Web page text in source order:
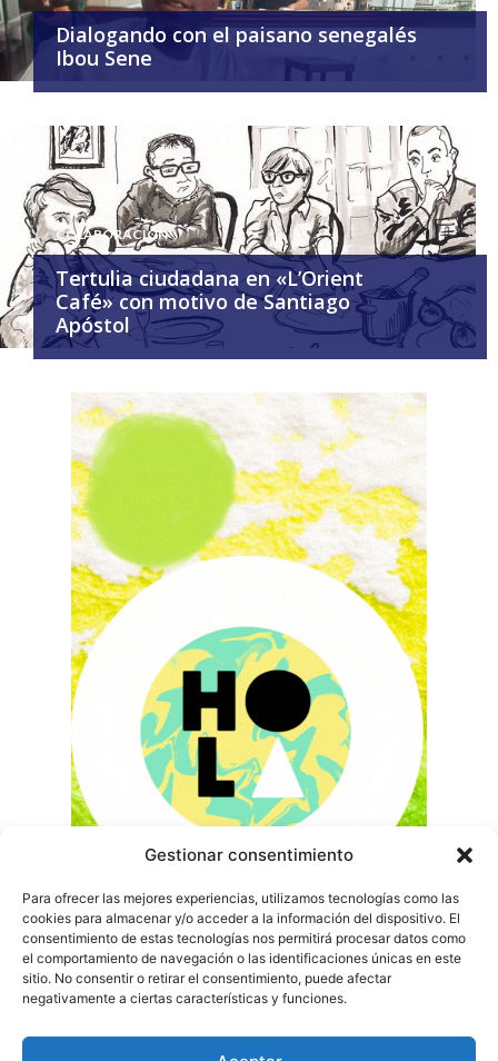
Gestionar consentimiento
Para ofrecer las mejores experiencias, utilizamos tecnologías como las
cookies para almacenar y/o acceder a la información del dispositivo. El
consentimiento de estas tecnologías nos permitirá procesar datos como
el comportamiento de navegación o las identificaciones únicas en este
sitio. No consentir o retirar el consentimiento, puede afectar
negativamente a ciertas características y funciones.
Dialogando con el paisano senegalés
Ibou Sene
COLABORACIÓN
Tertulia ciudadana en «L’Orient
Café» con motivo de Santiago
Apóstol